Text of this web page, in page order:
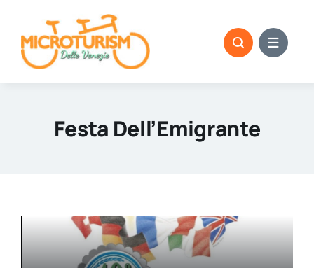
content
Festa Dell’Emigrante